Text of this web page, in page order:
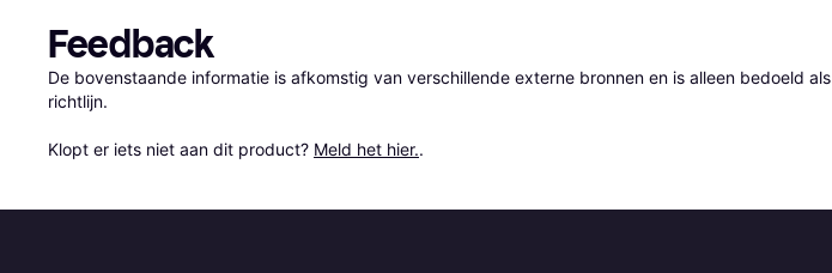
Feedback
De bovenstaande informatie is afkomstig van verschillende externe bronnen en is alleen bedoeld als
richtlijn.
Klopt er iets niet aan dit product? Meld het hier..